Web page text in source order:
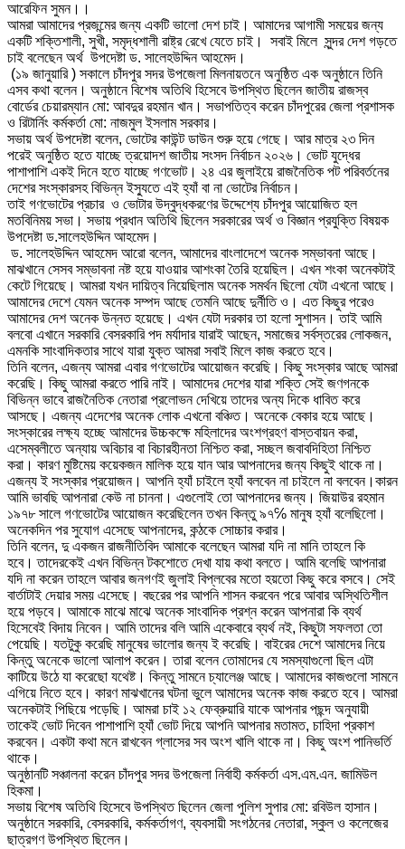
আরেফিন সুমন।।
আমরা আমাদের প্রজন্মের জন্য একটি ভালো দেশ চাই। আমাদের আগামী সময়ের জন্য
একটি শক্তিশালী, সুখী, সমৃদ্ধশালী রাষ্ট্র রেখে যেতে চাই। সবাই মিলে সুন্দর দেশ গড়তে
চাই বলেছেন অর্থ উপদেষ্টা ড. সালেহউদ্দিন আহমেদ।
(১৯ জানুয়ারি ) সকালে চাঁদপুর সদর উপজেলা মিলনায়তনে অনুষ্ঠিত এক অনুষ্ঠানে তিনি
এসব কথা বলেন। অনুষ্ঠানে বিশেষ অতিথি হিসেবে উপস্থিত ছিলেন জাতীয় রাজস্ব
বোর্ডের চেয়ারম্যান মো: আবদুর রহমান খান। সভাপতিত্ব করেন চাঁদপুরের জেলা প্রশাসক
ও রিটার্নিং কর্মকর্তা মো: নাজমুল ইসলাম সরকার।
সভায় অর্থ উপদেষ্টা বলেন, ভোটের কাউন্ট ডাউন শুরু হয়ে গেছে। আর মাত্র ২৩ দিন
পরেই অনুষ্ঠিত হতে যাচ্ছে ত্রয়োদশ জাতীয় সংসদ নির্বাচন ২০২৬। ভোট যুদ্ধের
পাশাপাশি একই দিনে হতে যাচ্ছে গণভোট। ২৪ এর জুলাইয়ে রাজনৈতিক পট পরিবর্তনের
দেশের সংস্কারসহ বিভিন্ন ইস্যুতে এই হ্যাঁ বা না ভোটের নির্বাচন।
তাই গণভোটের প্রচার ও ভোটার উদ্বুদ্ধকরণের উদ্দেশ্যে চাঁদপুর আয়োজিত হল
মতবিনিময় সভা। সভায় প্রধান অতিথি ছিলেন সরকারের অর্থ ও বিজ্ঞান প্রযুক্তি বিষয়ক
উপদেষ্টা ড.সালেহউদ্দিন আহমেদ।
ড. সালেহউদ্দিন আহমেদ আরো বলেন, আমাদের বাংলাদেশে অনেক সম্ভাবনা আছে।
মাঝখানে সেসব সম্ভাবনা নষ্ট হয়ে যাওয়ার আশংকা তৈরি হয়েছিল। এখন শংকা অনেকটাই
কেটে গিয়েছে। আমরা যখন দায়িত্ব নিয়েছিলাম অনেক সমর্থন ছিলো যেটা এখনো আছে।
আমাদের দেশে যেমন অনেক সম্পদ আছে তেমনি আছে দুর্নীতি ও। এত কিছুর পরেও
আমাদের দেশ অনেক উন্নত হয়েছে। এখন যেটা দরকার তা হলো সুশাসন। তাই আমি
বলবো এখানে সরকারি বেসরকারি পদ মর্যাদার যারাই আছেন, সমাজের সর্বস্তরের লোকজন,
এমনকি সাংবাদিকতার সাথে যারা যুক্ত আমরা সবাই মিলে কাজ করতে হবে।
তিনি বলেন, এজন্য আমরা এবার গণভোটের আয়োজন করেছি। কিছু সংস্কার আছে আমরা
করেছি। কিছু আমরা করতে পারি নাই। আমাদের দেশের যারা শক্তি সেই জণগনকে
বিভিন্ন ভাবে রাজনৈতিক নেতারা প্রলোভন দেখিয়ে তাদের অন্য দিকে ধাবিত করে
আসছে। এজন্য এদেশের অনেক লোক এখনো বঞ্চিত। অনেকে বেকার হয়ে আছে।
সংস্কারের লক্ষ্য হচ্ছে আমাদের উচ্চকক্ষে মহিলাদের অংশগ্রহণ বাস্তবায়ন করা,
এসেম্বলীতে অন্যায় অবিচার বা বিচারহীনতা নিশ্চিত করা, সচ্ছল জবাবদিহিতা নিশ্চিত
করা। কারণ মুষ্টিমেয় কয়েকজন মালিক হয়ে যান আর আপনাদের জন্য কিছুই থাকে না।
এজন্য ই সংস্কার প্রয়োজন। আপনি হ্যাঁ চাইলে হ্যাঁ বলবেন না চাইলে না বলবেন।কারন
আমি ভাবছি আপনারা কেউ না চাননা। এগুলোই তো আপনাদের জন্য। জিয়াউর রহমান
১৯৭৮ সালে গণভোটের আয়োজন করেছিলেন তখন কিন্তু ৯৭℅ মানুষ হ্যাঁ বলেছিলো।
অনেকদিন পর সুযোগ এসেছে আপনাদের, কন্ঠকে সোচ্চার করার।
তিনি বলেন, দু একজন রাজনীতিবিদ আমাকে বলেছেন আমরা যদি না মানি তাহলে কি
হবে। তাদেরকেই এখন বিভিন্ন টকশোতে দেখা যায় কথা বলতে। আমি বলেছি আপনারা
যদি না করেন তাহলে আবার জনগণই জুলাই বিপ্লবের মতো হয়তো কিছু করে বসবে। সেই
বার্তাটাই দেয়ার সময় এসেছে। বছরের পর আপনি শাসন করবেন পরে আবার অস্থিতিশীল
হয়ে পড়বে। আমাকে মাঝে মাঝে অনেক সাংবাদিক প্রশ্ন করেন আপনারা কি ব্যর্থ
হিসেবেই বিদায় নিবেন। আমি তাদের বলি আমি একেবারে ব্যর্থ নই, কিছুটা সফলতা তো
পেয়েছি। যতটুকু করেছি মানুষের ভালোর জন্য ই করেছি। বাইরের দেশে আমাদের নিয়ে
কিন্তু অনেকে ভালো আলাপ করেন। তারা বলেন তোমাদের যে সমস্যাগুলো ছিল এটা
কাটিয়ে উঠে যা করেছো যথেষ্ট। কিন্তু সামনে চ্যালেঞ্জ আছে। আমাদের কাজগুলো সামনে
এগিয়ে নিতে হবে। কারণ মাঝখানের ঘটনা ভুলে আমাদের অনেক কাজ করতে হবে। আমরা
অনেকটাই পিছিয়ে পড়েছি। আমরা চাই ১২ ফেব্রুয়ারি যাকে আপনার পছন্দ অনুযায়ী
তাকেই ভোট দিবেন পাশাপাশি হ্যাঁ ভোট দিয়ে আপনি আপনার মতামত, চাহিদা প্রকাশ
করবেন। একটা কথা মনে রাখবেন গ্লাসের সব অংশ খালি থাকে না। কিছু অংশ পানিভর্তি
থাকে।
অনুষ্ঠানটি সঞ্চালনা করেন চাঁদপুর সদর উপজেলা নির্বাহী কর্মকর্তা এস.এম.এন. জামিউল
হিকমা।
সভায় বিশেষ অতিথি হিসেবে উপস্থিত ছিলেন জেলা পুলিশ সুপার মো: রবিউল হাসান।
অনুষ্ঠানে সরকারি, বেসরকারি, কর্মকর্তাগণ, ব্যবসায়ী সংগঠনের নেতারা, স্কুল ও কলেজের
ছাত্রগণ উপস্থিত ছিলেন।